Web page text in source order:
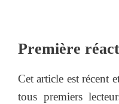
Première
Cet article est récent
tous premiers